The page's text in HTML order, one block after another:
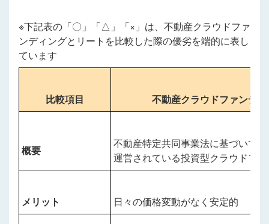
※下記表の「〇」「△」「×」は、不動産クラウドファ
ンディングとリートを比較した際の優劣を端的に表し
ています
比較項目 不動産クラウドファンデ
概要
不動産特定共同事業法に基づいて
運営されている投資型クラウドフ
メリット 日々の価格変動がなく安定的